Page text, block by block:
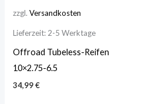
zzgl.Versandkosten
Lieferzeit: 2-5 Werktage
Offroad Tubeless-Reifen
10×2.75-6.5
34,99€